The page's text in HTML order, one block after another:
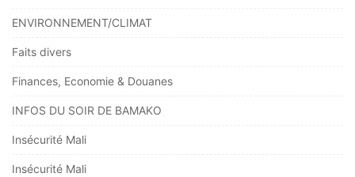
ENVIRONNEMENT/CLIMAT
Faits divers
Finances, Economie & Douanes
INFOS DU SOIR DE BAMAKO
Insécurité Mali
Insécurité Mali